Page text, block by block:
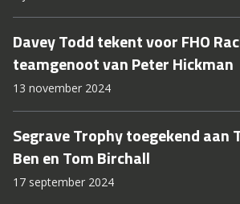
Davey Todd tekent voor FHO
teamgenoot van Peter Hickman
13 november 2024
Segrave Trophy toegekend aan
Ben en Tom Birchall
17 september 2024